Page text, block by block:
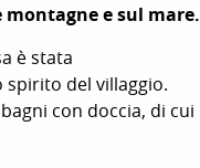
e sul mare.
è stata
del villaggio.
con doccia, di cui